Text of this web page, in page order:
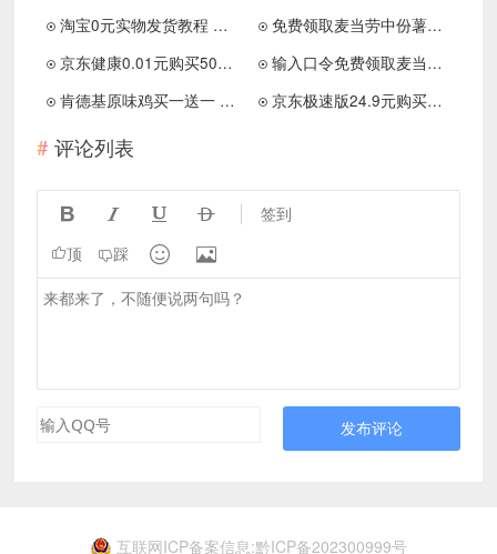
淘宝0元实物发货教程 这才是薅羊毛！
免费领取麦当劳中份薯条 需要任意消费
京东健康0.01元购买50只口罩等实物
输入口令免费领取麦当劳麦麦脆汁鸡
肯德基原味鸡买一送一 限量100万份
京东极速版24.9元购买安慕希一箱
评论列表
    签到
顶 踩  
发布评论
互联网ICP备案信息:黔ICP备202300999号